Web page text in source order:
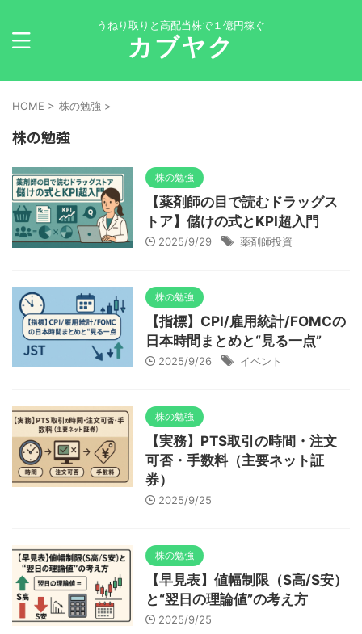
うねり取りと高配当株で１億円稼ぐ
カブヤク
HOME > 株の勉強 >
株の勉強
株の勉強
【薬剤師の目で読むドラッグス
トア】儲けの式とKPI超入門
2025/9/29 薬剤師投資
株の勉強
【指標】CPI/雇用統計/FOMCの
日本時間まとめと“見る一点”
2025/9/26 イベント
株の勉強
【実務】PTS取引の時間・注文
可否・手数料（主要ネット証
券）
2025/9/25
株の勉強
【早見表】値幅制限（S高/S安）
と“翌日の理論値”の考え方
2025/9/25